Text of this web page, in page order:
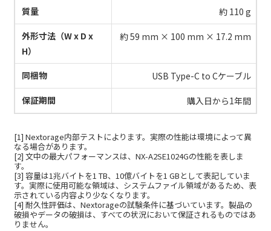
質量 約 110 g
外形寸法（W x D x
H）
約 59 mm × 100 mm × 17.2 mm
同梱物 USB Type-C to Cケーブル
保証期間 購入日から1年間
[1] Nextorage内部テストによります。実際の性能は環境によって異
なる場合があります。
[2] 文中の最大パフォーマンスは、NX-A2SE1024Gの性能を表しま
す。
[3] 容量は1兆バイトを1 TB、10億バイトを1 GBとして表記していま
す。実際に使用可能な領域は、システムファイル領域があるため、表
示されている内容より少なくなります。
[4] 耐久性評価は、Nextorageの試験条件に基づいています。製品の
破損やデータの破損は、すべての状況において保証されるものではあ
りません。